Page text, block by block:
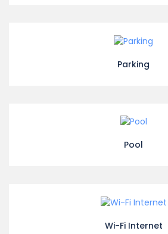
Parking
Pool
Wi-Fi Internet